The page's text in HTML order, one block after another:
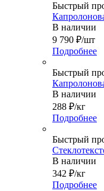
Быстрый
В наличии
9 790 ₽/шт
Подробнее
Быстрый
В наличии
288 ₽/кг
Подробнее
Быстрый
В наличии
342 ₽/кг
Подробнее